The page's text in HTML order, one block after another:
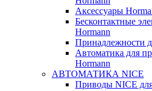
Аксессуары
Бесконтактные
Hormann
Принадлежности
Автоматика для
Hormann
АВТОМАТИКА NICE
Приводы NICE